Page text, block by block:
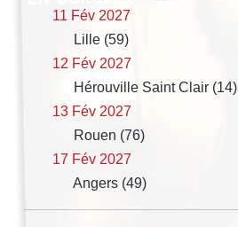
11 Fév 2027
Lille (59)
12 Fév 2027
Hérouville Saint Clair (14)
13 Fév 2027
Rouen (76)
17 Fév 2027
Angers (49)